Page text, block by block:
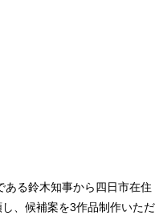
る鈴木知事から四日市在住
、候補案を3作品制作いただ